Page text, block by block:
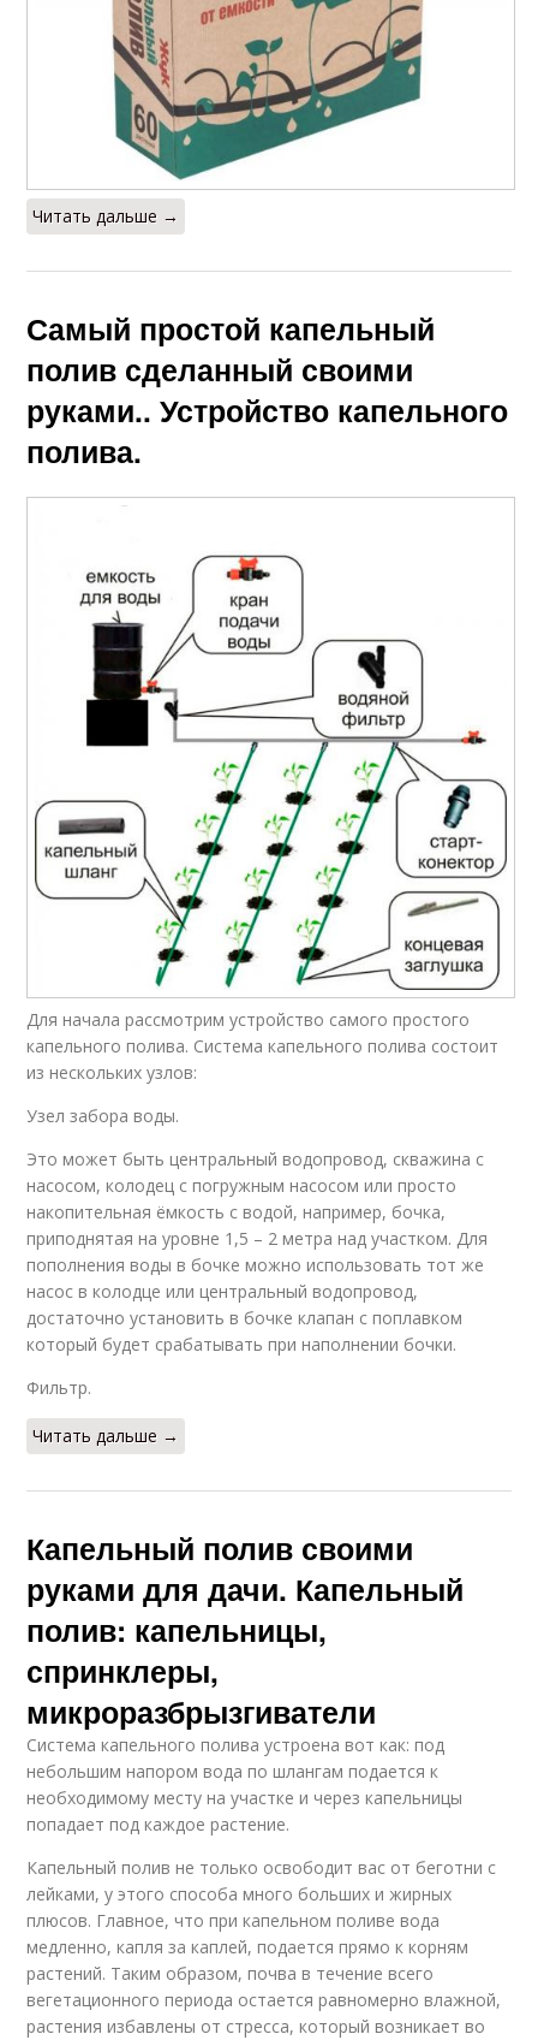
Читать дальше →
Самый простой капельный
полив сделанный своими
руками.. Устройство капельного
полива.
Для начала рассмотрим устройство самого простого
капельного полива. Система капельного полива состоит
из нескольких узлов:
Узел забора воды.
Это может быть центральный водопровод, скважина с
насосом, колодец с погружным насосом или просто
накопительная ёмкость с водой, например, бочка,
приподнятая на уровне 1,5 – 2 метра над участком. Для
пополнения воды в бочке можно использовать тот же
насос в колодце или центральный водопровод,
достаточно установить в бочке клапан с поплавком
который будет срабатывать при наполнении бочки.
Фильтр.
Читать дальше →
Капельный полив своими
руками для дачи. Капельный
полив: капельницы,
спринклеры,
микроразбрызгиватели
Система капельного полива устроена вот как: под
небольшим напором вода по шлангам подается к
необходимому месту на участке и через капельницы
попадает под каждое растение.
Капельный полив не только освободит вас от беготни с
лейками, у этого способа много больших и жирных
плюсов. Главное, что при капельном поливе вода
медленно, капля за каплей, подается прямо к корням
растений. Таким образом, почва в течение всего
вегетационного периода остается равномерно влажной,
растения избавлены от стресса, который возникает во